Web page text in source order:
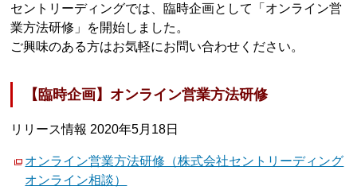
セントリーディングでは、臨時企画として「オンライン営
業方法研修」を開始しました。
ご興味のある方はお気軽にお問い合わせください。
【臨時企画】オンライン営業方法研修
リリース情報 2020年5月18日
オンライン営業方法研修（株式会社セントリーディング
オンライン相談）